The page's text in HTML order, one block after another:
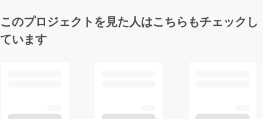
このプロジェクトを見た人はこちらもチェックし
ています